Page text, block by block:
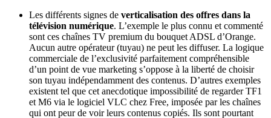
Les différents signes de verticalisation des offres dans la
télévision numérique. L’exemple le plus connu et commenté
sont ces chaînes TV premium du bouquet ADSL d’Orange.
Aucun autre opérateur (tuyau) ne peut les diffuser. La logique
commerciale de l’exclusivité parfaitement compréhensible
d’un point de vue marketing s’oppose à la liberté de choisir
son tuyau indépendamment des contenus. D’autres exemples
existent tel que cet anecdotique impossibilité de regarder TF1
et M6 via le logiciel VLC chez Free, imposée par les chaînes
qui ont peur de voir leurs contenus copiés. Ils sont pourtant